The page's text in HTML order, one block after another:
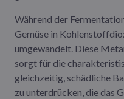
Während der
Gemüse in
umgewandelt. Diese
sorgt für die
gleichzeitig, schädliche
zu unterdrücken, die das